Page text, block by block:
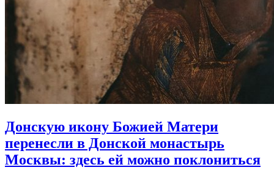
Донскую икону Божией Матери
перенесли в Донской монастырь
Москвы: здесь ей можно поклониться